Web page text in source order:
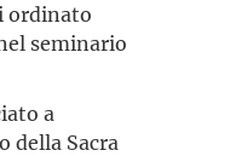
ordinato
seminario
a
della Sacra